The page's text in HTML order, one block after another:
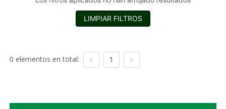
LIMPIAR FILTROS
0 elementos en total: 1